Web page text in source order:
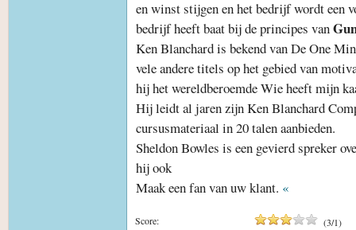
en winst stijgen en het bedrijf wordt een
bedrijf heeft baat bij de principes van
Ken Blanchard is bekend van De One
vele andere titels op het gebied van
hij het wereldberoemde Wie heeft mijn
Hij leidt al jaren zijn Ken Blanchard
cursusmateriaal in 20 talen aanbieden.
Sheldon Bowles is een gevierd spreker
hij ook
Maak een fan van uw klant. «
Score: (3/1)